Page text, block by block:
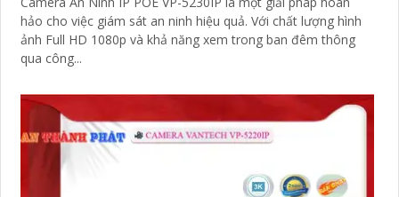
hảo cho việc giám sát an ninh hiệu quả. Với chất lượng hình
ảnh Full HD 1080p và khả năng xem trong ban đêm thông
qua công...